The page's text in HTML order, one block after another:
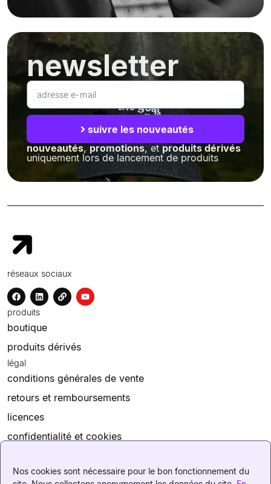
Nos cookies sont nécessaire pour le bon fonctionnement du
newsletter
suivre les nouveautés
nouveautés, promotions, etproduits dérivés
uniquement lors de lancement de produits
réseaux sociaux
produits
boutique
produits dérivés
légal
conditions générales de vente
retours et remboursements
licences
confidentialité et cookies
pour avoir accès à un compte. Merci de réaliser un achat sur